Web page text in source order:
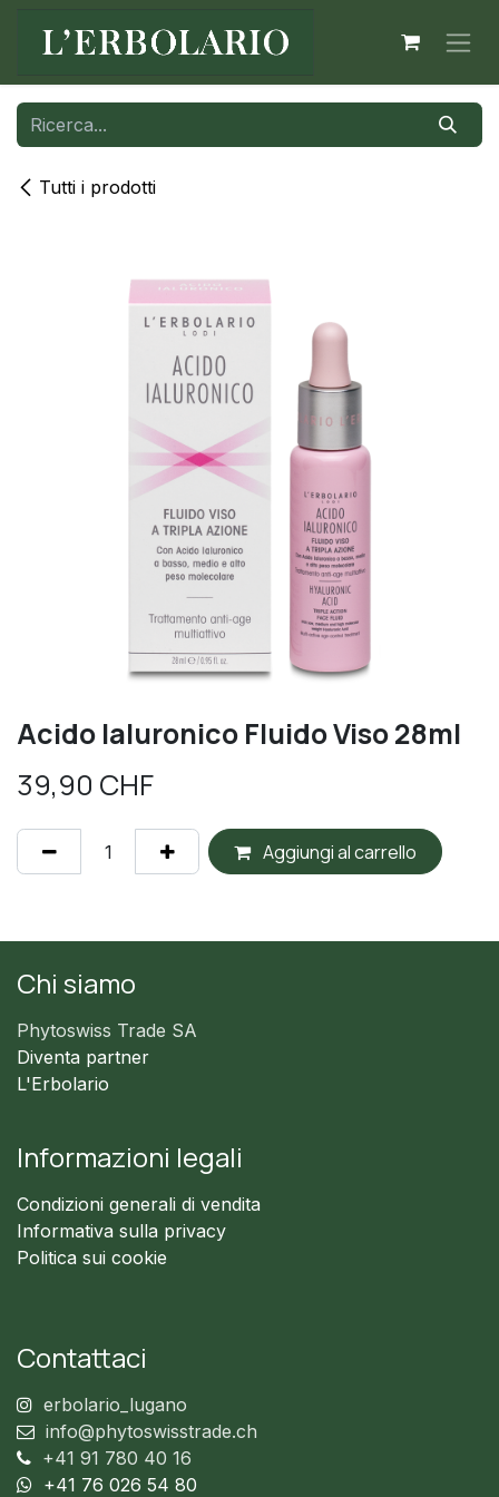
Tutti i prodotti
Acido Ialuronico Fluido Viso 28ml
39,90 CHF
Aggiungi al carrello
Chi siamo
Phytoswiss Trade SA
Diventa partner
L'Erbolario
Informazioni legali
Condizioni generali di vendita
Informativa sulla privacy
Politica sui cookie
Contattaci
erbolario_lugano
info@phytoswisstrade.ch
+41 91 780 40 16
+41 76 026 54 80